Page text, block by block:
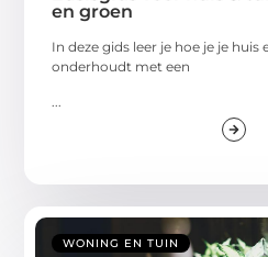
en groen
In deze gids leer je hoe je je
onderhoudt met een
...
WONING EN TUIN